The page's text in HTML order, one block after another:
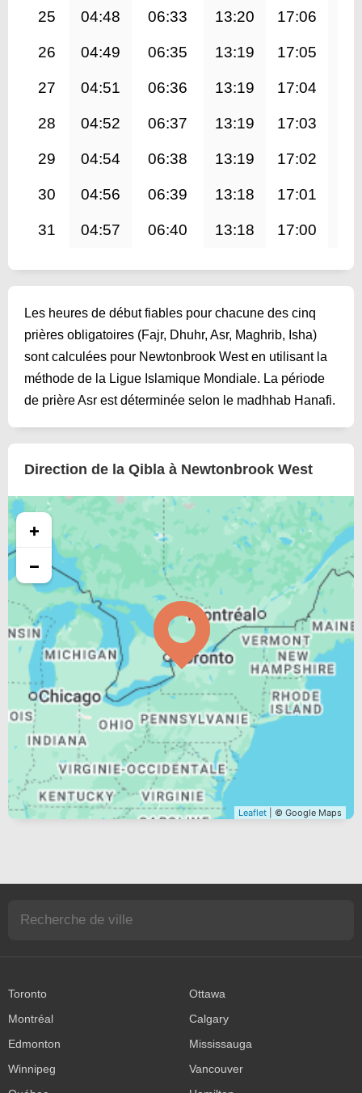
25 04:48 06:33 13:20 17:06
26 04:49 06:35 13:19 17:05
27 04:51 06:36 13:19 17:04
28 04:52 06:37 13:19 17:03
29 04:54 06:38 13:19 17:02
30 04:56 06:39 13:18 17:01
31 04:57 06:40 13:18 17:00
Les heures de début fiables pour chacune des cinq
prières obligatoires (Fajr, Dhuhr, Asr, Maghrib, Isha)
sont calculées pour Newtonbrook West en utilisant la
méthode de la Ligue Islamique Mondiale. La période
de prière Asr est déterminée selon le madhhab Hanafi.
Direction de la Qibla à Newtonbrook West
+
−
Leaflet | © Google Maps
Toronto
Ottawa
Montréal
Calgary
Edmonton
Mississauga
Winnipeg
Vancouver